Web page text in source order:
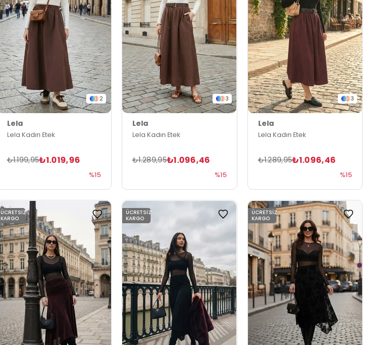
2
Lela
Lela Kadın Etek
₺1.019,96
₺1.199,95
%15
3
Lela
Lela Kadın Etek
₺1.096,46
₺1.289,95
%15
3
Lela
Lela Kadın Etek
₺1.096,46
₺1.289,95
%15
ÜCRETSIZ
KARGO
ÜCRETSIZ
KARGO
ÜCRETSIZ
KARGO